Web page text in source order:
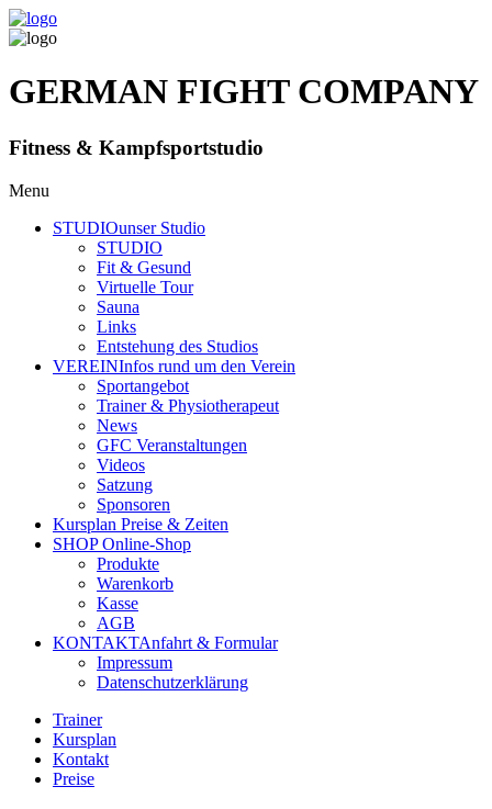
GERMAN FIGHT COMPANY
Fitness & Kampfsportstudio
Menu
STUDIOunser Studio
STUDIO
Fit & Gesund
Virtuelle Tour
Sauna
Links
Entstehung des Studios
VEREINInfos rund um den Verein
Sportangebot
Trainer& Physiotherapeut
News
GFC Veranstaltungen
Videos
Satzung
Sponsoren
Kursplan Preise & Zeiten
SHOPOnline-Shop
Produkte
Warenkorb
Kasse
AGB
KONTAKTAnfahrt & Formular
Impressum
Datenschutzerklärung
Trainer
Kursplan
Kontakt
Preise